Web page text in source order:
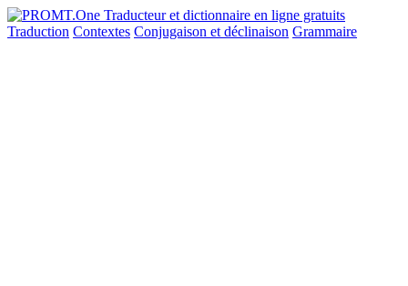
Traduction Contextes Conjugaison et déclinaison Grammaire